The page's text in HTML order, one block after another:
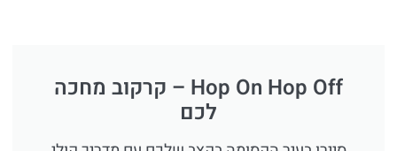
Hop On Hop Off – קרקוב מחכה
לכם